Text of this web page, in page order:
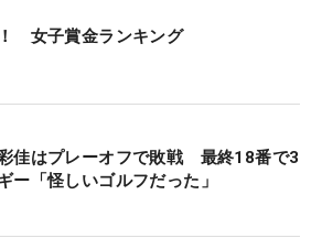
と思いました」。
ギーで決着は持ち越し。2ホー
の古江のパーパットがピンに当
トルのパットを入れるしかない
ので、ああいうパットを見ると
。山下は6メートルから2パット
女子賞金ランキング
佳はプレーオフで敗戦 最終18番で3
ー「怪しいゴルフだった」